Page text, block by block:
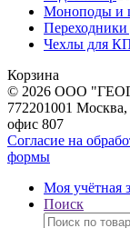
Моноподы и
Переходники
Чехлы для
Корзина
© 2026 ООО
772201001
офис 807
Согласие на
формы
Моя учётная
Поиск
Искать: